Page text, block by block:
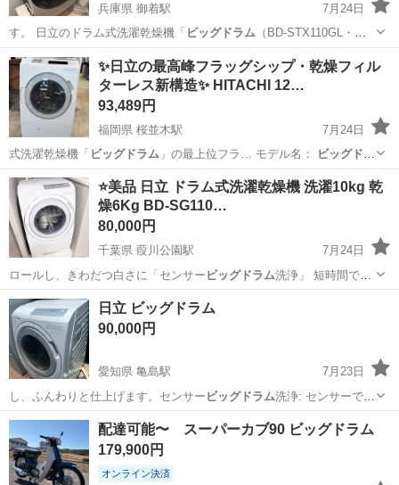
兵庫県 御着駅
7月24日
す。 日立のドラム式洗濯乾燥機「 ビッグドラム（BD-STX110GL・左
開き）…
兵庫 姫路市 御着駅 生活家電
✨日立の最高峰フラッグシップ・乾燥フィル
ターレス新構造✨ HITACHI 12…
93,489円
福岡県 桜並木駅
7月24日
式洗濯乾燥機「 ビッグドラム 」の最上位フラ… モデル名：
ビッグドラ
ム（最上位フラッ… ： 大容積のビッグドラムと高速風（時速…
福岡 大野城市 桜並木駅 生活家電
⭐️美品 日立 ドラム式洗濯乾燥機 洗濯10kg 乾
燥6Kg BD-SG110…
80,000円
千葉県 葭川公園駅
7月24日
ロールし、きわだつ白さに「センサー ビッグドラム洗浄」 短時間で、
しっかり洗ってき…
千葉 千葉市 葭川公園駅
日立 ビッグドラム
90,000円
愛知県 亀島駅
7月23日
し、ふんわりと仕上げます。センサー ビッグドラム洗浄: センサーで衣
類の布質や量を…
愛知 名古屋市 亀島駅 生活家電
配達可能〜 スーパーカブ90 ビッグドラム
179,900円
オンライン決済